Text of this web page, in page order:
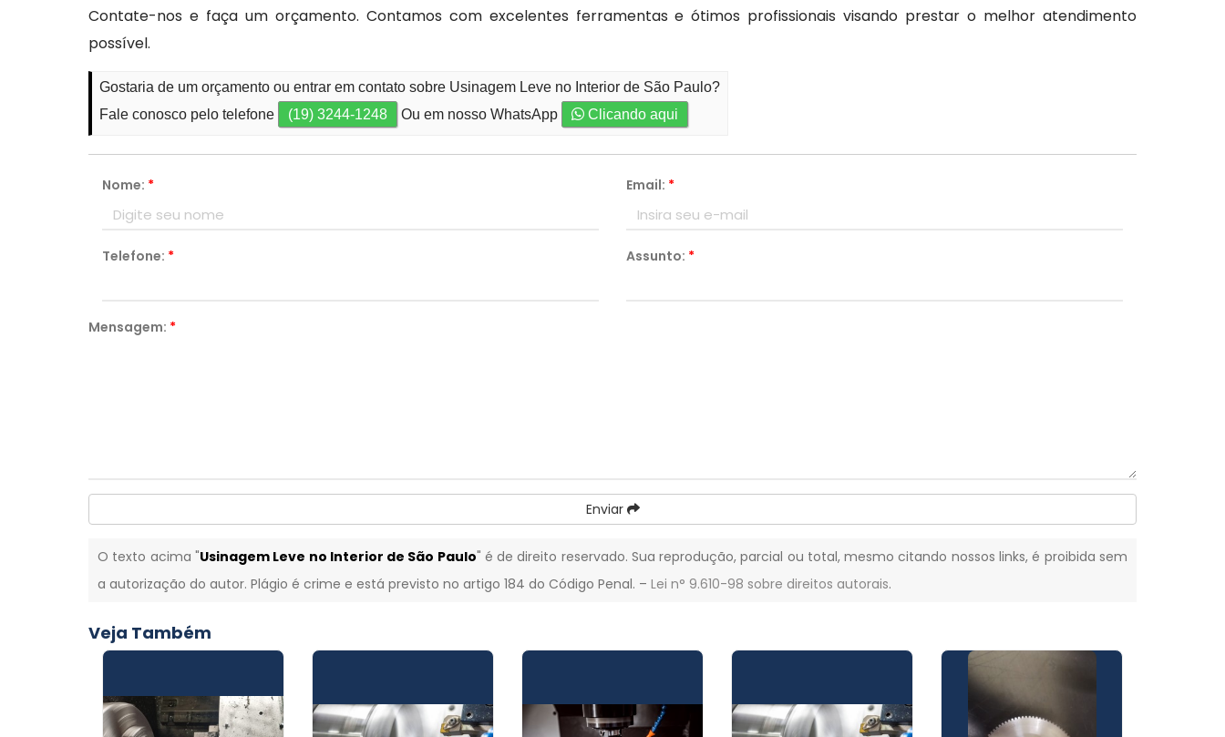
Contate-nos e faça um orçamento. Contamos com excelentes ferramentas e ótimos profissionais visando prestar o melhor atendimento
possível.
Gostaria de um orçamento ou entrar em contato sobre Usinagem Leve no Interior de São Paulo?
Fale conosco pelo telefone
(19) 3244-1248 Ou em nosso WhatsApp Clicando aqui
Nome: * Email: *
Telefone: * Assunto: *
Mensagem: *
Enviar
O texto acima "Usinagem Leve no Interior de São Paulo" é de direito reservado. Sua reprodução, parcial ou total, mesmo citando nossos links, é proibida sem
a autorização do autor. Plágio é crime e está previsto no artigo 184 do Código Penal. –Lei n° 9.610-98 sobre direitos autorais.
Veja Também